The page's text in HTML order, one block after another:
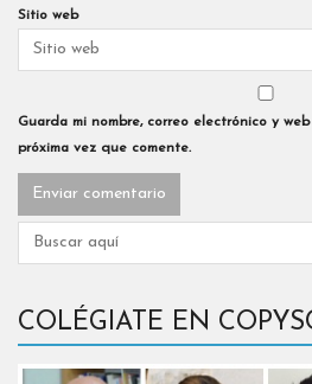
Sitio web
Guarda mi nombre, correo electrónico y
próxima vez que comente.
COLÉGIATE EN